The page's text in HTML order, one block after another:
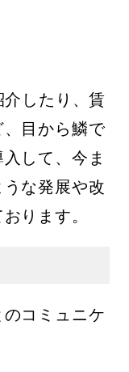
したり、賃
目から鱗で
して、今ま
な発展や改
ります。
コミュニケ